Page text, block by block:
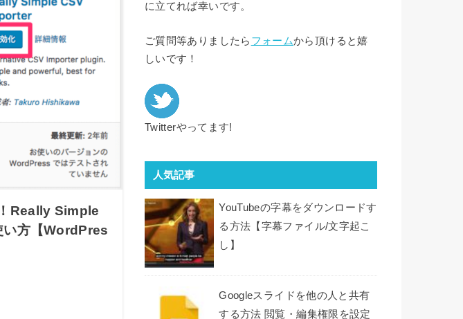
Really Simple
方【WordPres
に立てれば幸いです。
ご質問等ありましたら フォームから頂けると嬉
しいです！
Twitterやってます!
人気記事
YouTubeの字幕をダウンロードす
る方法【字幕ファイル/文字起こ
し】
Googleスライドを他の人と共有
する方法 閲覧・編集権限を設定